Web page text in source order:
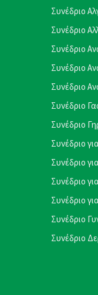
Συνέδριο
Συνέδριο
Συνέδριο
Συνέδριο
Συνέδριο
Συνέδριο
Συνέδριο
Συνέδριο
Συνέδριο
Συνέδριο
Συνέδριο
Συνέδριο
Συνέδριο